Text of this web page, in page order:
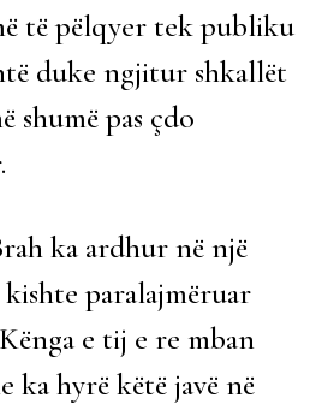
të pëlqyer tek publiku
duke ngjitur shkallët
shumë pas çdo
ka ardhur në një
paralajmëruar
e tij e re mban
ka hyrë këtë javë në